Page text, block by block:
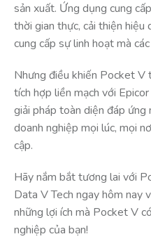
sản xuất. Ứng dụng cung
thời gian thực, cải thiện hiệu
cung cấp sự linh hoạt mà
Nhưng điều khiến Pocket V
tích hợp liền mạch với
giải pháp toàn diện đáp ứng
doanh nghiệp mọi lúc, mọi
cập.
Hãy nắm bắt tương lai với
Data V Tech ngay hôm nay
những lợi ích mà Pocket V
nghiệp của bạn!